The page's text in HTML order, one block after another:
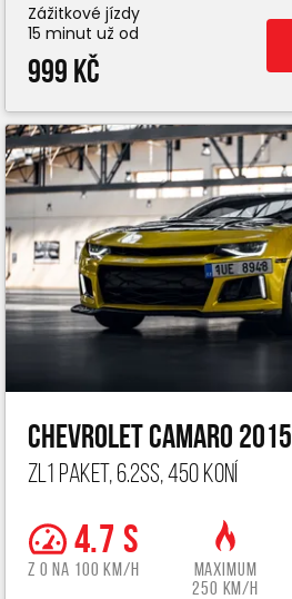
Zážitkové jízdy
15 minut už od
999 Kč
Chevrolet Camaro 2015
ZL1 paket, 6.2ss, 450 koní
4.7 s
z 0 na 100 km/h
Maximum
250 km/h